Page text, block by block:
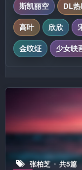
斯凯丽空
DL
高叶
欣欣
金旼炡
少女映
张柏芝 共5篇